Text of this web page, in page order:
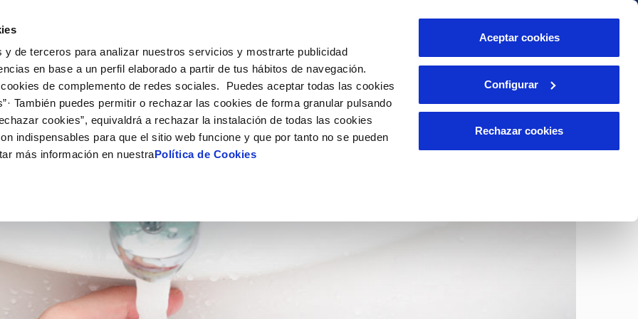
y de terceros para analizar nuestros servicios y mostrarte publicidad
en base a un perfil elaborado a partir de tus hábitos de navegación.
de complemento de redes sociales. Puedes aceptar todas las cookies
También puedes permitir o rechazar las cookies de forma granular pulsando
cookies”, equivaldrá a rechazar la instalación de todas las cookies
indispensables para que el sitio web funcione y que por tanto no se pueden
más información en nuestraPolítica de Cookies
Aceptar cookies
Configurar
Rechazar cookies
de titular
de suministro
MODIFICACIÓN DE DATOS
Actualizar datos bancarios
Actualizar datos de domicilio
INCIDENCIAS
Comunica anomalías o posibles
VER TODAS LAS GESTIONES
Tu Servicio
AL CLIENTE
contacto
y afectaciones
COMPROMISO DE SERVICIO
Carta de compromisos
Customer Counsel (Defensa del cliente)
Tu Agua
del agua
CUIDADOS DEL AGUA
Consejos de ahorro
Conócenos
DE GESTIÓN Y CERTIFICADOS
PERFIL DEL CONTRATANTE
Plataforma de contratación del sector
público
Proveedores Responsables
PORTAL DE TRANSPARENCIA
Nuestros compromisos